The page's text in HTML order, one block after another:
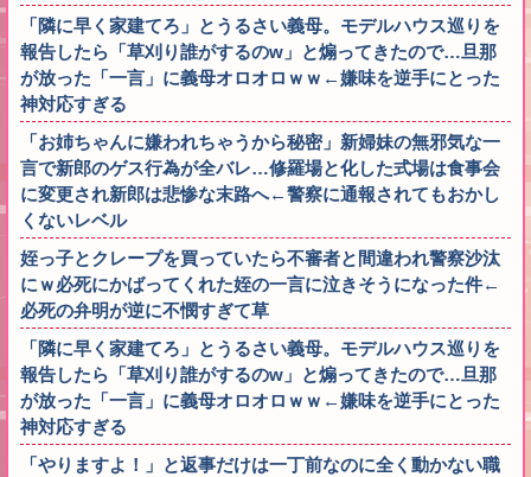
「隣に早く家建てろ」とうるさい義母。モデルハウス巡りを
報告したら「草刈り誰がするのw」と煽ってきたので…旦那
が放った「一言」に義母オロオロｗｗ←嫌味を逆手にとった
神対応すぎる
「お姉ちゃんに嫌われちゃうから秘密」新婦妹の無邪気な一
言で新郎のゲス行為が全バレ…修羅場と化した式場は食事会
に変更され新郎は悲惨な末路へ←警察に通報されてもおかし
くないレベル
姪っ子とクレープを買っていたら不審者と間違われ警察沙汰
にｗ必死にかばってくれた姪の一言に泣きそうになった件←
必死の弁明が逆に不憫すぎて草
「隣に早く家建てろ」とうるさい義母。モデルハウス巡りを
報告したら「草刈り誰がするのw」と煽ってきたので…旦那
が放った「一言」に義母オロオロｗｗ←嫌味を逆手にとった
神対応すぎる
「やりますよ！」と返事だけは一丁前なのに全く動かない職